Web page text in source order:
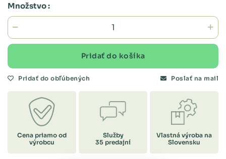
Množstvo :
Pridať do košíka
Pridať do obľúbených Poslať na mail
Cena priamo od
výrobcu
Služby
35 predajní
Vlastná výroba na
Slovensku